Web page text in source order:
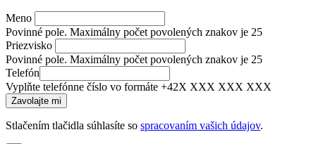
Meno
Povinné pole. Maximálny počet povolených znakov je 25
Priezvisko
Povinné pole. Maximálny počet povolených znakov je 25
Telefón
Vyplňte telefónne číslo vo formáte +42X XXX XXX XXX
Stlačením tlačidla súhlasíte so spracovaním vašich údajov.